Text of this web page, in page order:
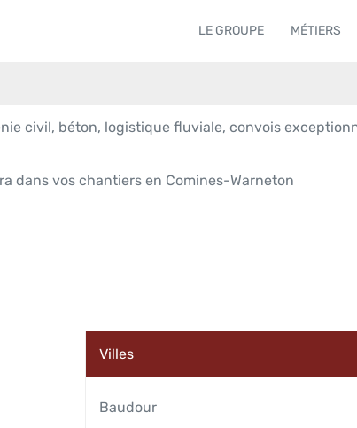
LE GROUPE MÉTIERS
civil, béton, logistique fluviale, convois
dans vos chantiers en Comines-Warneton
Villes
Baudour